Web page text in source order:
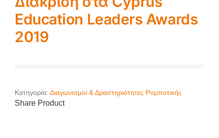
Education Leaders Awards
2019
Κατηγορία: Διαγωνισμοί & Δραστηριότητες Ρομποτικής
Share Product